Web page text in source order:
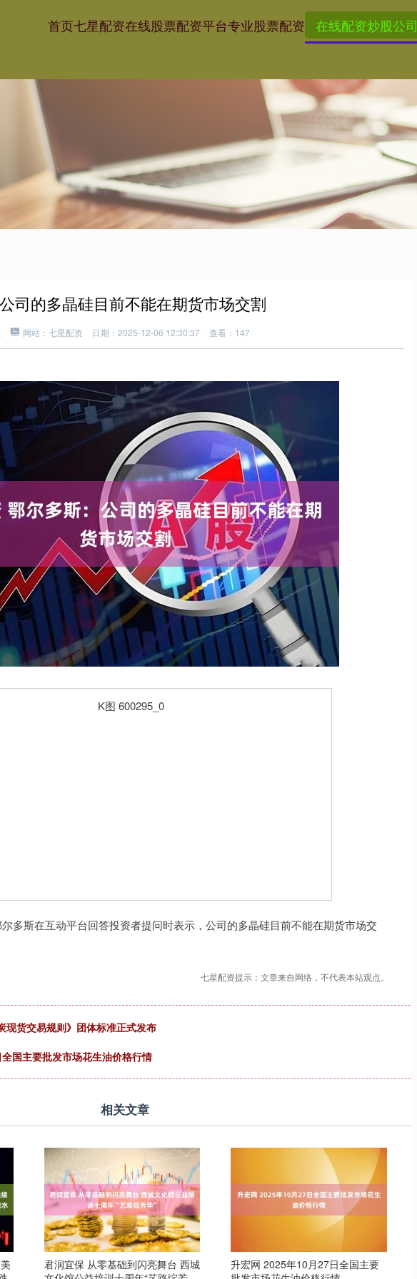
首页七星配资在线股票配资平台专业股票配资 在线配资炒股公司
司的多晶硅目前不能在期货市场交割
网站：七星配资 日期：2025-12-06 12:30:37 查看：147
斯在互动平台回答投资者提问时表示，公司的多晶硅目前不能在期货市场交
七星配资提示：文章来自网络，不代表本站观点。
现货交易规则》团体标准正式发布
国主要批发市场花生油价格行情
相关文章
君润宜保 从零基础到闪亮舞台 西城
升宏网 2025年10月27日全国主要
39.68 1.02% 深证成指 14311.01 200.89